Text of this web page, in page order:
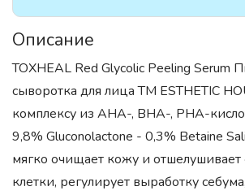
Описание
TOXHEAL Red Glycolic Peeling Serum
сыворотка для лица ТМ ESTHETIC
комплексу из AHA-, BHA-, PHA-
9,8% Gluconolactone - 0,3% Betaine
мягко очищает кожу и
клетки, регулирует выработку